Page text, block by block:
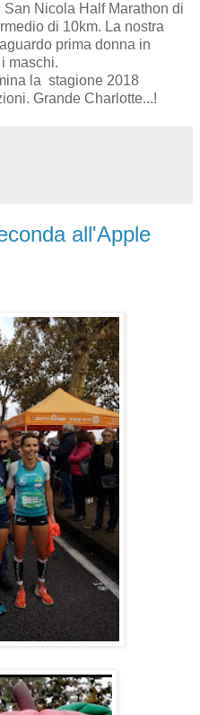
San Nicola Half Marathon di
di 10km. La nostra
prima donna in
maschi.
la stagione 2018
Grande Charlotte...!
all'Apple